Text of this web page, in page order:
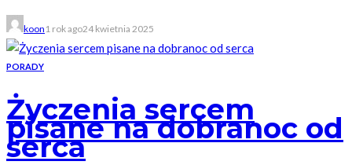
koon 1 rok ago24 kwietnia 2025
PORADY
Życzenia sercem
pisane na dobranoc od
serca